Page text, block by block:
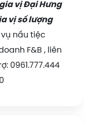
vị Đại Hưng
vị số lượng
nấu tiệc
F&B , liên
0961.777.444